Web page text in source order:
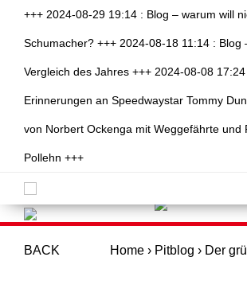
+++ 2024-08-29 19:14 : Blog – warum will
Schumacher? +++ 2024-08-18 11:14 : Blog
Vergleich des Jahres +++ 2024-08-08
Erinnerungen an Speedwaystar Tommy
von Norbert Ockenga mit Weggefährte und
Pollehn +++
BACK Home › Pitblog › Der